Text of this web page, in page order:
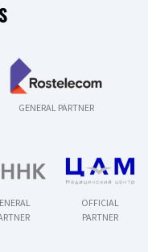
GENERAL PARTNER
OFFICIAL
PARTNER